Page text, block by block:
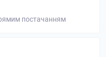
постачанням